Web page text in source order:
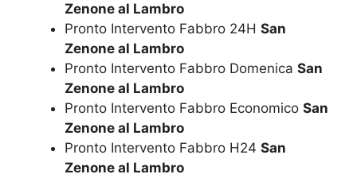
Zenone al Lambro
Pronto Intervento Fabbro 24H San
Zenone al Lambro
Pronto Intervento Fabbro Domenica San
Zenone al Lambro
Pronto Intervento Fabbro Economico San
Zenone al Lambro
Pronto Intervento Fabbro H24 San
Zenone al Lambro